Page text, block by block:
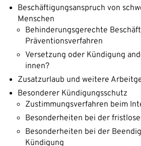
Beschäftigungsanspruch von
Menschen
Behinderungsgerechte
Präventionsverfahren
Versetzung oder Kündigung
innen?
Zusatzurlaub und weitere
Besonderer Kündigungsschutz
Zustimmungsverfahren beim
Besonderheiten bei der
Besonderheiten bei der
Kündigung